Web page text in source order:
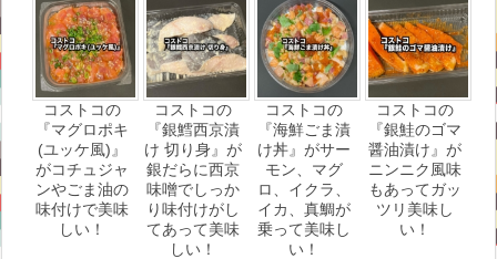
コストコの
『マグロポキ
(ユッケ風)』
がコチュジャ
ンやごま油の
味付けで美味
しい！
コストコの
『銀鱈西京漬
け 切り身』が
銀だらに西京
味噌でしっか
り味付けがし
てあって美味
しい！
コストコの
『海鮮ごま漬
け丼』がサー
モン、マグ
ロ、イクラ、
イカ、真鯛が
乗って美味し
い！
コストコの
『銀鮭のゴマ
醤油漬け』が
ニンニク風味
もあってガッ
ツリ美味し
い！